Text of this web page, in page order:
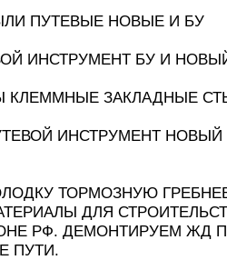
ПУТЕВЫЕ НОВЫЕ И БУ
ИНСТРУМЕНТ БУ И
КЛЕММНЫЕ ЗАКЛАДНЫЕ
ИНСТРУМЕНТ НОВЫЙ
ТОРМОЗНУЮ
ДЛЯ
РФ. ДЕМОНТИРУЕМ ЖД
ПУТИ.